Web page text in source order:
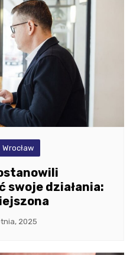
Wrocław
działania:
2025